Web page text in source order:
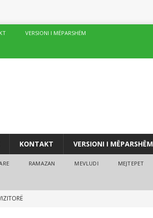
VERSIONI I MËPARSHËM
KONTAKT VERSIONI I MËPARSHËM
RAMAZAN MEVLUDI MEJTEPET